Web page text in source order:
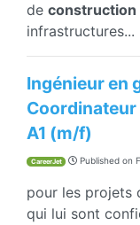
de construction
infrastructures...
Ingénieur en
A1 (m/f)
CareerJet Published on
pour les projets
qui lui sont